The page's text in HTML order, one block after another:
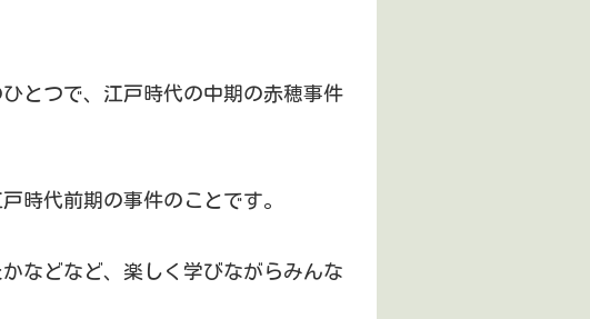
とつで、江戸時代の中期の赤穂事件
時代前期の事件のことです。
などなど、楽しく学びながらみんな